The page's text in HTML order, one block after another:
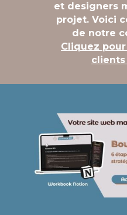
et designers
projet. Voici
de notre
Cliquez